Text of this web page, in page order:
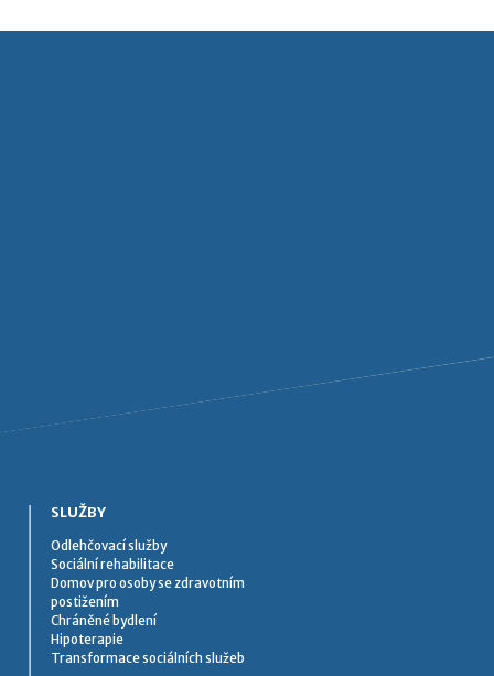
SLUŽBY
Odlehčovací služby
Sociální rehabilitace
Domov pro osoby se zdravotním
postižením
Chráněné bydlení
Hipoterapie
Transformace sociálních služeb